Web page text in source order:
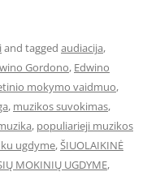
and tagged audiacija,
Gordono, Edwino
mokymo vaidmuo,
, muzikos suvokimas,
, populiarieji muzikos
ugdyme,ŠIUOLAIKINĖ
MOKINIŲ UGDYME,